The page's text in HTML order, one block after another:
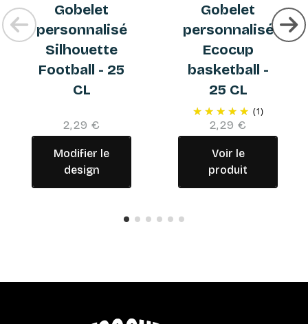
Gobelet
personnalisé
Silhouette
Football - 25
CL
2,29 €
Modifier le
design
Gobelet
personnalisé
Ecocup
basketball -
25 CL
(1)
2,29 €
Voir le
produit